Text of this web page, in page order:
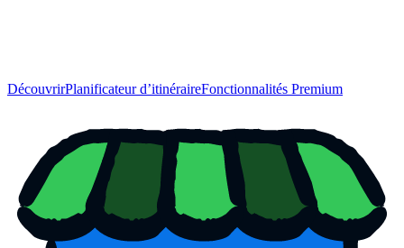
DécouvrirPlanificateur d’itinéraireFonctionnalités Premium